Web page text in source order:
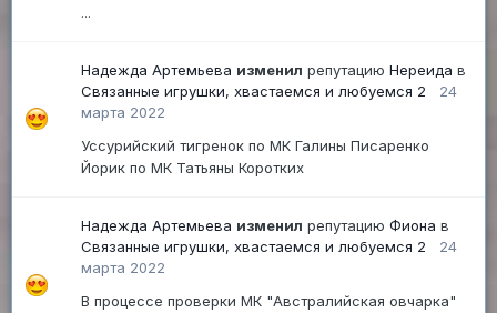
...
Надежда Артемьева изменил репутацию Нереида в
Связанные игрушки, хвастаемся и любуемся 2
24
марта 2022
Уссурийский тигренок по МК Галины Писаренко
Йорик по МК Татьяны Коротких
Надежда Артемьева изменил репутацию Фиона в
Связанные игрушки, хвастаемся и любуемся 2
24
марта 2022
В процессе проверки МК "Австралийская овчарка"